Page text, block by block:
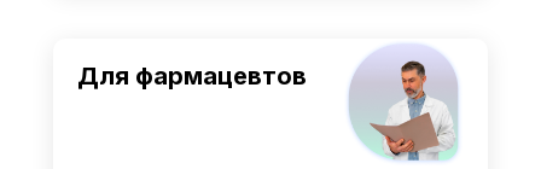
Для фармацевтов